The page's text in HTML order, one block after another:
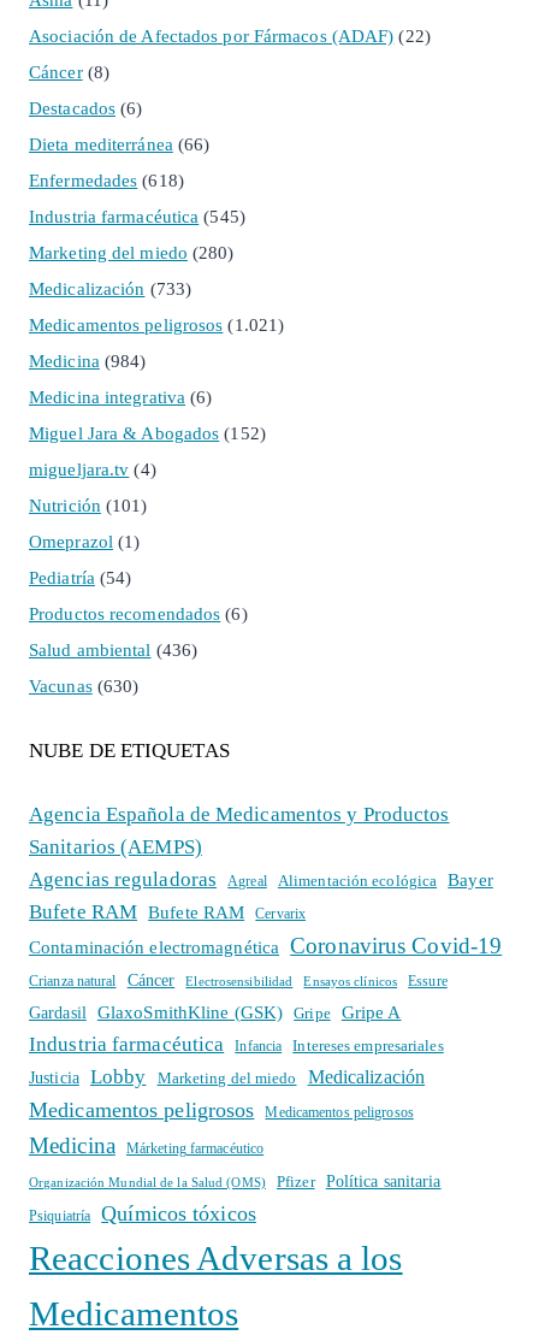
Asociación de Afectados por Fármacos (ADAF) (22)
Cáncer(8)
Destacados (6)
Dieta mediterránea (66)
Enfermedades (618)
Industria farmacéutica (545)
Marketing del miedo (280)
Medicalización (733)
Medicamentos peligrosos (1.021)
Medicina (984)
Medicina integrativa (6)
Miguel Jara & Abogados (152)
migueljara.tv (4)
Nutrición (101)
Omeprazol (1)
Pediatría (54)
Productos recomendados (6)
Salud ambiental (436)
Vacunas(630)
NUBE DE ETIQUETAS
Agencia Española de Medicamentos y Productos
Sanitarios (AEMPS)
Agencias reguladoras
Agreal Alimentación ecológica Bayer
Bufete RAM Bufete RAM Cervarix
Contaminación electromagnética Coronavirus Covid-19
Crianza natural Cáncer Electrosensibilidad Ensayos clínicos Essure
Gardasil GlaxoSmithKline (GSK) Gripe Gripe A
Industria farmacéutica Infancia
Intereses empresariales
Justicia
Lobby Marketing del miedo Medicalización
Medicamentos peligrosos Medicamentos peligrosos
Medicina Márketing farmacéutico
Organización Mundial de la Salud (OMS) Pfizer Política sanitaria
Psiquiatría Químicos tóxicos
Reacciones Adversas a los
Medicamentos